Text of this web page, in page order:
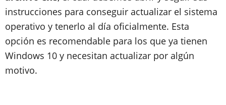
instrucciones para conseguir actualizar el sistema
operativo y tenerlo al día oficialmente. Esta
opción es recomendable para los que ya tienen
Windows 10 y necesitan actualizar por algún
motivo.